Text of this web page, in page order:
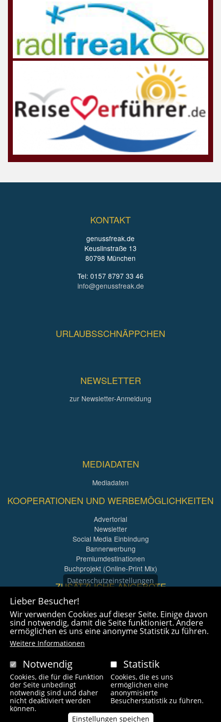
KONTAKT
genussfreak.de
Keuslinstraße 13
80798 München
Tel: 0157 8797 33 46
info@genussfreak.de
URLAUBSSCHNÄPPCHEN
NEWSLETTER
zur Newsletter-Anmeldung
MEDIADATEN
Mediadaten
KOOPERATIONEN UND WERBEMÖGLICHKEITEN
Advertorial
Newsletter
Social Media Einbindung
Bannerwerbung
Premiumdestinationen
Buchprojekt (Online-Print Mix)
ZUSÄTZLICHE ANGEBOTE
Imagefilme und mehr
360° x 360° Fotografie
Copyright © 2021 radlfreak.de. Alle Rechte vorbehalten.
Fußzeilenmenü
Impressum Kontakt Links
Datenschutzeinstellungen
Lieber Besucher!
Wir verwenden Cookies auf dieser Seite. Einige davon
sind notwendig, damit die Seite funktioniert. Andere
ermöglichen es uns eine anonyme Statistik zu führen.
Weitere Informationen
Notwendig
Cookies, die für die Funktion
der Seite unbedingt
notwendig sind und daher
nicht deaktiviert werden
können.
Statistik
Cookies, die es uns
ermöglichen eine
anonymisierte
Besucherstatistik zu führen.
Einstellungen speichen